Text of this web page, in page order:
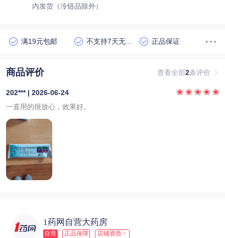
内发货（冷链品除外）
满19元包邮 正品保证
商品评价 查看全部2条评价
202*** | 2026-06-24
一直用的很放心，效果好。
1药网自营大药房
自营 正品保障 店铺资质 >